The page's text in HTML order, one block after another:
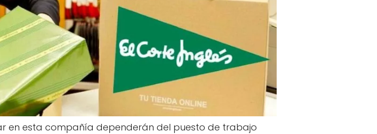
en esta compañía dependerán del puesto de trabajo